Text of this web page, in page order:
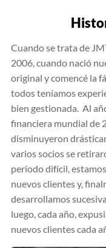
Cuando se trata de
2006, cuando nació
original y comencé la
todos teníamos
bien gestionada. Al
financiera mundial de
disminuyeron
varios socios se
período difícil,
nuevos clientes y,
desarrollamos
luego, cada año,
nuevos clientes cada